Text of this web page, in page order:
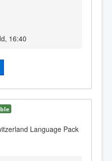
16:40
Language Pack